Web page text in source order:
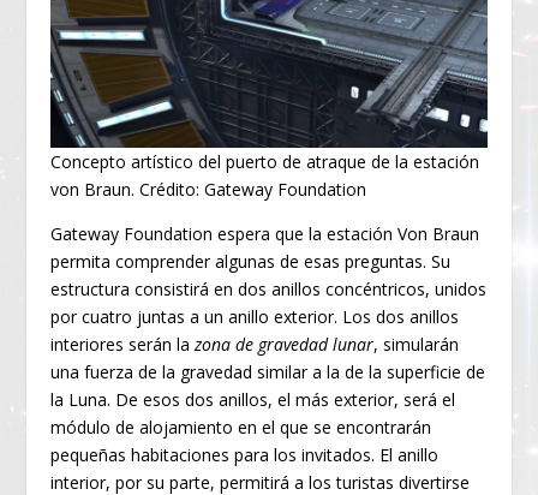
Concepto artístico del puerto de atraque de la estación
von Braun. Crédito: Gateway Foundation
Gateway Foundation espera que la estación Von Braun
permita comprender algunas de esas preguntas. Su
estructura consistirá en dos anillos concéntricos, unidos
por cuatro juntas a un anillo exterior. Los dos anillos
interiores serán lazona de gravedad lunar, simularán
una fuerza de la gravedad similar a la de la superficie de
la Luna. De esos dos anillos, el más exterior, será el
módulo de alojamiento en el que se encontrarán
pequeñas habitaciones para los invitados. El anillo
interior, por su parte, permitirá a los turistas divertirse